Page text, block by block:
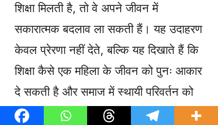
शिक्षा मिलती है, तो वे अपने जीवन में
सकारात्मक बदलाव ला सकती हैं। यह उदाहरण
केवल प्रेरणा नहीं देते, बल्कि यह दिखाते हैं कि
शिक्षा कैसे एक महिला के जीवन को पुनः आकार
दे सकती है और समाज में स्थायी परिवर्तन को
बढ़ावा दे सकती है।